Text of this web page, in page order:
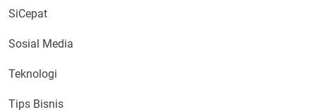
SiCepat
Sosial Media
Teknologi
Tips Bisnis